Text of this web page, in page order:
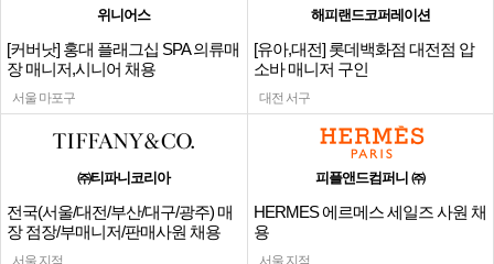
위니어스
[커버낫] 홍대 플래그십 SPA 의류매
장 매니저,시니어 채용
서울 마포구
해피랜드코퍼레이션
[유아,대전] 롯데백화점 대전점 압
소바 매니저 구인
대전 서구
㈜티파니코리아
전국(서울/대전/부산/대구/광주) 매
장 점장/부매니저/판매사원 채용
서울 지점
피플앤드컴퍼니 ㈜
HERMES 에르메스 세일즈 사원 채
용
서울 지점